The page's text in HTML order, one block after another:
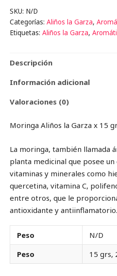
SKU: N/D
Categorías: Aliños la Garza,
Etiquetas: Aliños la Garza,
Descripción
Información adicional
Valoraciones (0)
Moringa Aliños la Garza x 15
La moringa, también llamada
planta medicinal que posee
vitaminas y minerales como
quercetina, vitamina C,
entre otros, que le
antioxidante y antiinflamatorio.
Peso
N/D
Peso
15 grs,